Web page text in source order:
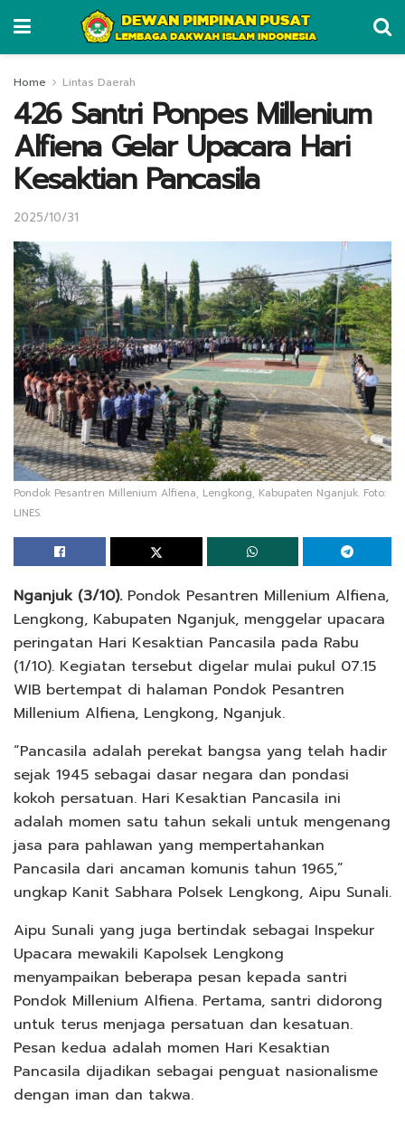
Home Lintas Daerah
426 Santri Ponpes Millenium
Alfiena Gelar Upacara Hari
Kesaktian Pancasila
2025/10/31
Pondok Pesantren Millenium Alfiena, Lengkong, Kabupaten Nganjuk. Foto:
LINES.
Nganjuk (3/10).Pondok Pesantren Millenium Alfiena,
Lengkong, Kabupaten Nganjuk, menggelar upacara
peringatan Hari Kesaktian Pancasila pada Rabu
(1/10). Kegiatan tersebut digelar mulai pukul 07.15
WIB bertempat di halaman Pondok Pesantren
Millenium Alfiena, Lengkong, Nganjuk.
“Pancasila adalah perekat bangsa yang telah hadir
sejak 1945 sebagai dasar negara dan pondasi
kokoh persatuan. Hari Kesaktian Pancasila ini
adalah momen satu tahun sekali untuk mengenang
jasa para pahlawan yang mempertahankan
Pancasila dari ancaman komunis tahun 1965,”
ungkap Kanit Sabhara Polsek Lengkong, Aipu Sunali.
Aipu Sunali yang juga bertindak sebagai Inspekur
Upacara mewakili Kapolsek Lengkong
menyampaikan beberapa pesan kepada santri
Pondok Millenium Alfiena. Pertama, santri didorong
untuk terus menjaga persatuan dan kesatuan.
Pesan kedua adalah momen Hari Kesaktian
Pancasila dijadikan sebagai penguat nasionalisme
dengan iman dan takwa.